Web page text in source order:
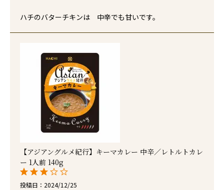
【アジアングルメ紀行】キーマカレー 中辛／レトルトカレ
ー 1人前 140g
投稿日 2024/12/25